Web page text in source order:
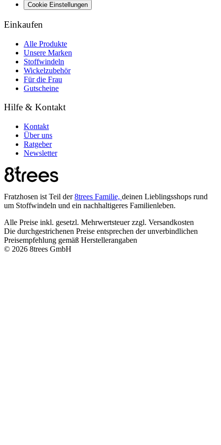
Cookie Einstellungen
Einkaufen
Alle Produkte
Unsere Marken
Stoffwindeln
Wickelzubehör
Für die Frau
Gutscheine
Hilfe & Kontakt
Kontakt
Über uns
Ratgeber
Newsletter
Fratzhosen ist Teil der8trees Familie, deinen Lieblingsshops rund
um Stoffwindeln und ein nachhaltigeres Familienleben.
Alle Preise inkl. gesetzl. Mehrwertsteuer zzgl. Versandkosten
Die durchgestrichenen Preise entsprechen der unverbindlichen
Preisempfehlung gemäß Herstellerangaben
© 2026 8trees GmbH